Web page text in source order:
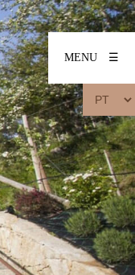
MENU ☰